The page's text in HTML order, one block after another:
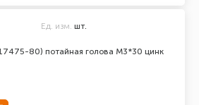
80) потайная голова М3*30 цинк
Ед. изм. шт.